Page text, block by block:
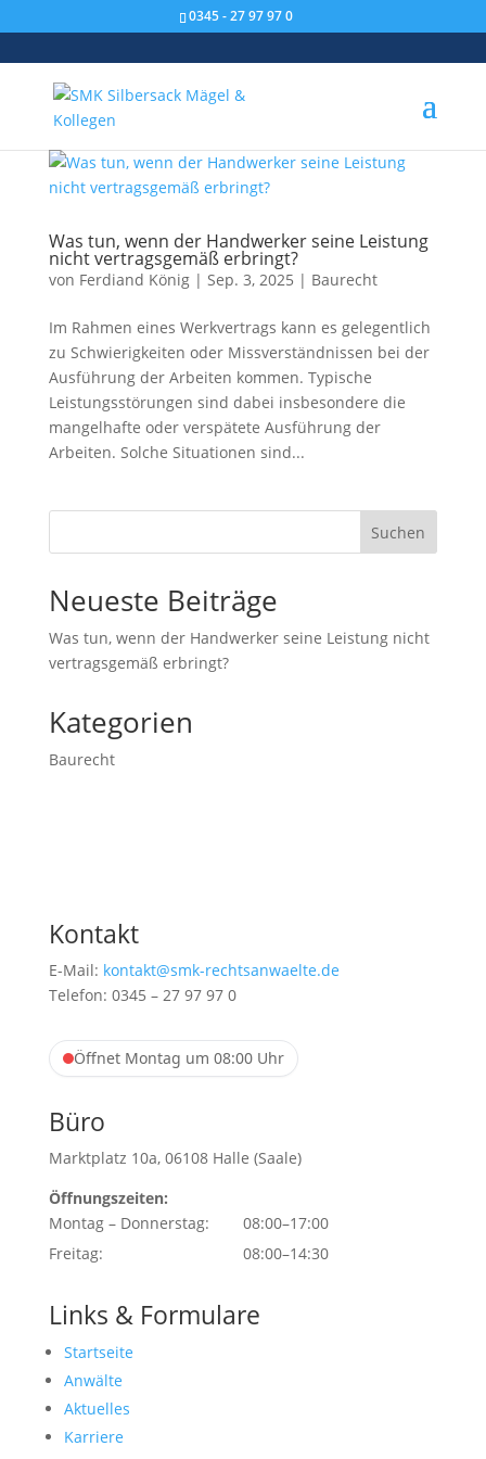
0345 - 27 97 97 0
Was tun, wenn der Handwerker seine Leistung
nicht vertragsgemäß erbringt?
von Ferdiand König| Sep. 3, 2025 | Baurecht
Im Rahmen eines Werkvertrags kann es gelegentlich
zu Schwierigkeiten oder Missverständnissen bei der
Ausführung der Arbeiten kommen. Typische
Leistungsstörungen sind dabei insbesondere die
mangelhafte oder verspätete Ausführung der
Arbeiten. Solche Situationen sind...
Suchen
Neueste Beiträge
Was tun, wenn der Handwerker seine Leistung nicht
vertragsgemäß erbringt?
Kategorien
Baurecht
Kontakt
E-Mail: kontakt@smk-rechtsanwaelte.de
Telefon: 0345 – 27 97 97 0
Öffnet Montag um 08:00 Uhr
Büro
Marktplatz 10a, 06108 Halle (Saale)
Öffnungszeiten:
Montag – Donnerstag:
08:00–17:00
Freitag:
08:00–14:30
Links & Formulare
Startseite
Anwälte
Aktuelles
Karriere